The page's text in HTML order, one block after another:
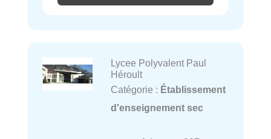
Lycee Polyvalent Paul
Héroult
Catégorie : Établissement
d'enseignement sec